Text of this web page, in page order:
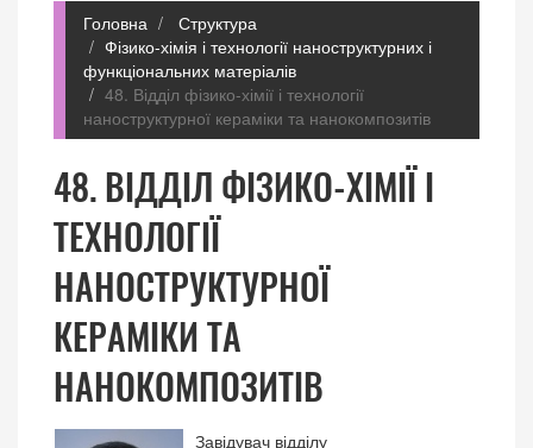
Головна
Структура
Фізико-хімія і технології наноструктурних і
функціональних матеріалів
48. Відділ фізико-хімії і технології
наноструктурної кераміки та нанокомпозитів
48. ВІДДІЛ ФІЗИКО-ХІМІЇ І
ТЕХНОЛОГІЇ
НАНОСТРУКТУРНОЇ
КЕРАМІКИ ТА
НАНОКОМПОЗИТІВ
Завідувач відділу